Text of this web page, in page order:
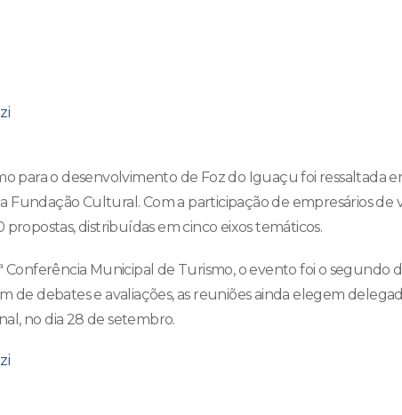
para o desenvolvimento de Foz do Iguaçu foi ressaltada
Fundação Cultural. Com a participação de empresários de
propostas, distribuídas em cinco eixos temáticos.
Conferência Municipal de Turismo, o evento foi o segundo
de debates e avaliações, as reuniões ainda elegem
no dia 28 de setembro.